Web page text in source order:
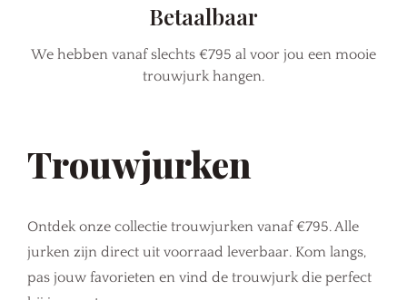
Betaalbaar
We hebben vanaf slechts €795 al voor jou een mooie
trouwjurk hangen.
Trouwjurken
Ontdek onze collectie trouwjurken vanaf €795. Alle
jurken zijn direct uit voorraad leverbaar. Kom langs,
pas jouw favorieten en vind de trouwjurk die perfect